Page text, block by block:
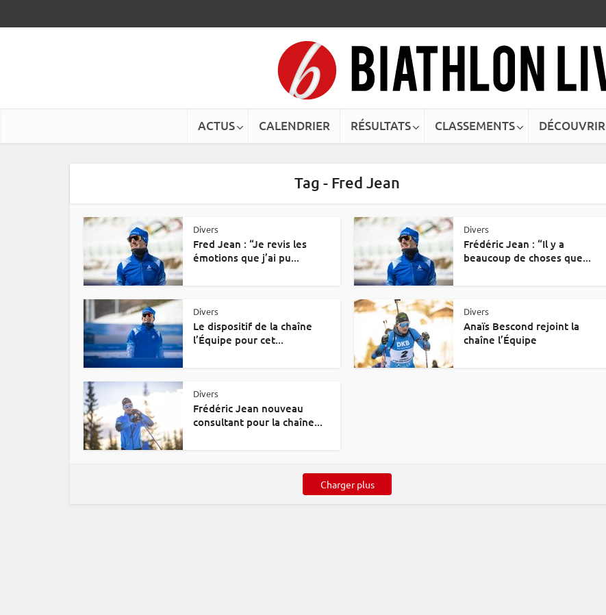
ACTUS CALENDRIER RÉSULTATS CLASSEMENTS DÉCOUVRIR
Tag - Fred Jean
Divers
Fred Jean : “Je revis les
émotions que j’ai pu...
Divers
Frédéric Jean : “Il y a
beaucoup de choses que...
Divers
Le dispositif de la chaîne
l’Équipe pour cet...
Divers
Anaïs Bescond rejoint la
chaîne l’Équipe
Divers
Frédéric Jean nouveau
consultant pour la chaîne...
Charger plus